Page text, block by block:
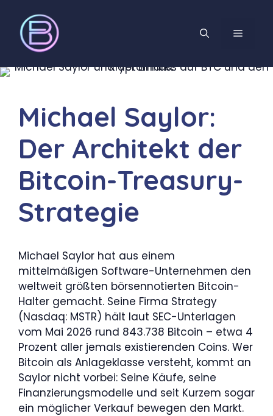
Inhalt
springen
MENÜ
Michael Saylor:
Der Architekt der
Bitcoin-Treasury-
Strategie
Michael Saylor hat aus einem
mittelmäßigen Software-Unternehmen den
weltweit größten börsennotierten Bitcoin-
Halter gemacht. Seine Firma Strategy
(Nasdaq: MSTR) hält laut SEC-Unterlagen
vom Mai 2026 rund 843.738 Bitcoin – etwa 4
Prozent aller jemals existierenden Coins. Wer
Bitcoin als Anlageklasse versteht, kommt an
Saylor nicht vorbei: Seine Käufe, seine
Finanzierungsmodelle und seit Kurzem sogar
ein möglicher Verkauf bewegen den Markt.